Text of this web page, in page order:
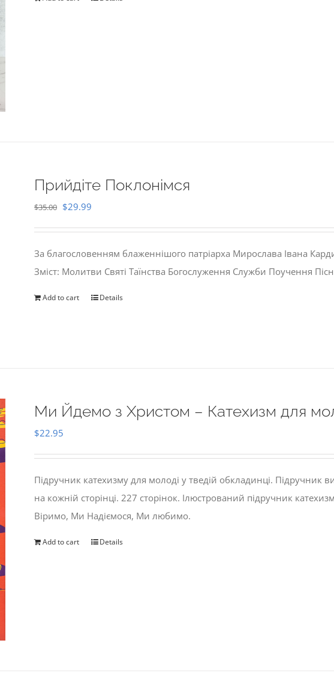
Прийдіте Поклонімся
$35.00 Original
$35.00.
$29.99
$29.99.
За благословенням блаженнішого патріарха Мирослава Івана
Зміст: Молитви Святі Таїнства Богослуження Служби Поучення
Add to cart Details
Ми Йдемо з Христом – Катехизм для
$22.95
Підручник катехизму для молоді у тведій обкладинці.
на кожній сторінці. 227 сторінок. Ілюстрований підручник
Віримо, Ми Надіємося, Ми любимо.
Add to cart Details